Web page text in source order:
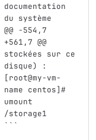
documentation
du système
@@ -554,7
+561,7 @@
stockées sur ce
disque) :
[root@my-vm-
name centos]#
umount
/storage1
```